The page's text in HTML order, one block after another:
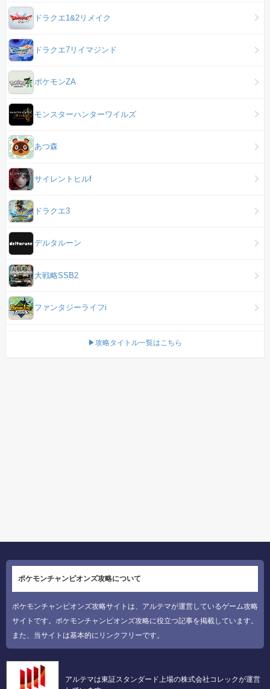
ドラクエ1&2リメイク
ドラクエ7リイマジンド
ポケモンZA
モンスターハンターワイルズ
あつ森
サイレントヒルf
ドラクエ3
デルタルーン
大戦略SSB2
ファンタジーライフi
▶攻略タイトル一覧はこちら
ポケモンチャンピオンズ攻略について
ポケモンチャンピオンズ攻略サイトは、アルテマが運営しているゲーム攻略
サイトです。ポケモンチャンピオンズ攻略に役立つ記事を掲載しています。
また、当サイトは基本的にリンクフリーです。
アルテマは東証スタンダード上場の株式会社コレックが運営